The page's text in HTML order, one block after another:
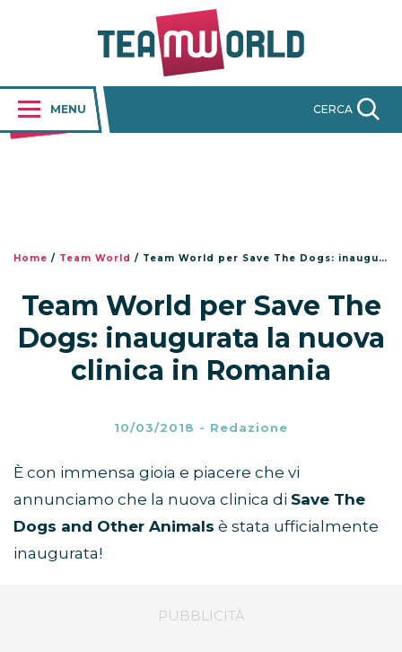
MENU CERCA
Home / Team World / Team World per Save The Dogs: inaugurata la nuova clinica in Romania
Team World per Save The
Dogs: inaugurata la nuova
clinica in Romania
10/03/2018 - Redazione
È con immensa gioia e piacere che vi
annunciamo che la nuova clinica di Save The
Dogs and Other Animals è stata ufficialmente
inaugurata!